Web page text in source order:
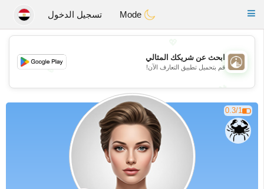
Bahebik
Toggle
تسجيل الدخول
💖
💕
💕
ابحث عن شريكك المثالي
قم بتحميل تطبيق التعارف الآن!
0.3/1